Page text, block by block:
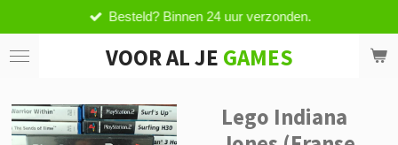
direct
naar
VOOR AL JE GAMES
Besteld? Binnen 24 uur verzonden.
Lego Indiana